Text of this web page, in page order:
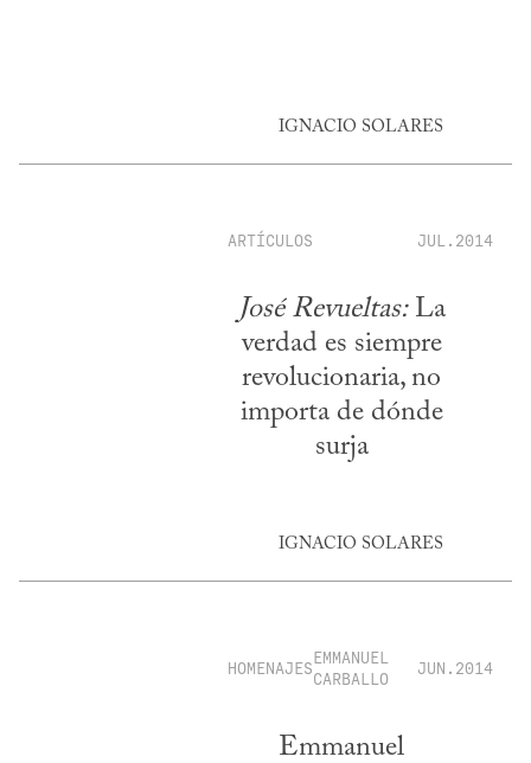
IGNACIO SOLARES
ARTÍCULOS JUL.2014
José Revueltas:La
verdad es siempre
revolucionaria, no
importa de dónde
surja
IGNACIO SOLARES
HOMENAJESEMMANUEL
CARBALLO
JUN.2014
Emmanuel